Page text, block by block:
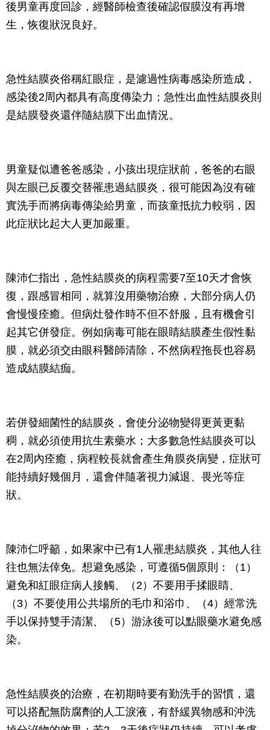
後男童再度回診，經醫師檢查後確認假膜沒有再增
生，恢復狀況良好。
急性結膜炎俗稱紅眼症，是濾過性病毒感染所造成，
感染後2周內都具有高度傳染力；急性出血性結膜炎則
是結膜發炎還伴隨結膜下出血情況。
男童疑似遭爸爸感染，小孩出現症狀前，爸爸的右眼
與左眼已反覆交替罹患過結膜炎，很可能因為沒有確
實洗手而將病毒傳染給男童，而孩童抵抗力較弱，因
此症狀比起大人更加嚴重。
陳沛仁指出，急性結膜炎的病程需要7至10天才會恢
復，跟感冒相同，就算沒用藥物治療，大部分病人仍
會慢慢痊癒。但病灶發作時不但不舒服，且有機會引
起其它併發症。例如病毒可能在眼睛結膜產生假性黏
膜，就必須交由眼科醫師清除，不然病程拖長也容易
造成結膜結痂。
若併發細菌性的結膜炎，會使分泌物變得更黃更黏
稠，就必須使用抗生素藥水；大多數急性結膜炎可以
在2周內痊癒，病程較長就會產生角膜炎病變，症狀可
能持續好幾個月，還會伴隨著視力減退、畏光等症
狀。
陳沛仁呼籲，如果家中已有1人罹患結膜炎，其他人往
往也無法倖免。想避免感染，可遵循5個原則：（1）
避免和紅眼症病人接觸、（2）不要用手揉眼睛、
（3）不要使用公共場所的毛巾和浴巾、（4）經常洗
手以保持雙手清潔、（5）游泳後可以點眼藥水避免感
染。
急性結膜炎的治療，在初期時要有勤洗手的習慣，還
可以搭配無防腐劑的人工淚液，有舒緩異物感和沖洗